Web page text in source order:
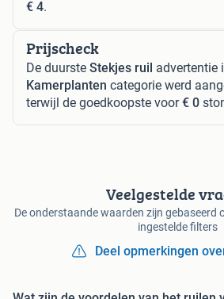
€ 4.
Prijscheck
De duurste Stekjes ruil advertentie
Kamerplanten categorie werd
terwijl de goedkoopste voor€ 0
Veelgestelde
De onderstaande waarden zijn gebaseerd
ingestelde filters
Deel opmerkingen